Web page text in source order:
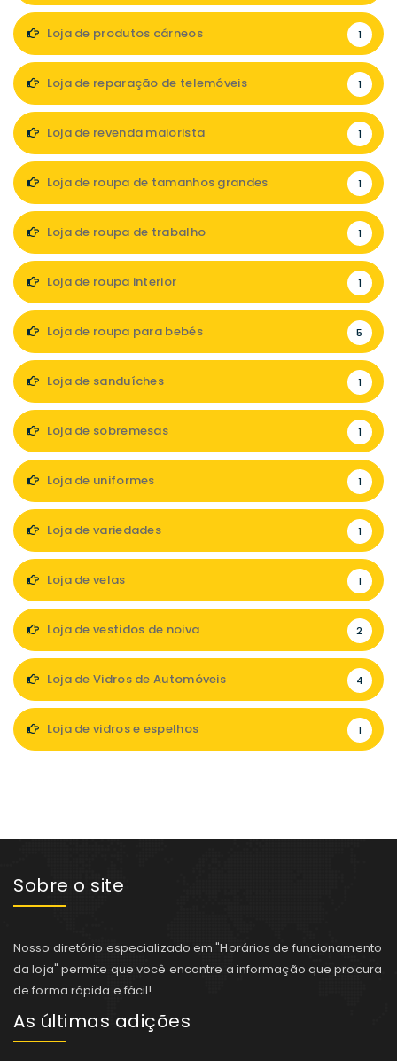
Loja de produtos cárneos 1
Loja de reparação de telemóveis 1
Loja de revenda maiorista 1
Loja de roupa de tamanhos grandes 1
Loja de roupa de trabalho 1
Loja de roupa interior 1
Loja de roupa para bebés 5
Loja de sanduíches 1
Loja de sobremesas 1
Loja de uniformes 1
Loja de variedades 1
Loja de velas 1
Loja de vestidos de noiva 2
Loja de Vidros de Automóveis 4
Loja de vidros e espelhos 1
Sobre o site
Nosso diretório especializado em "Horários de funcionamento
da loja" permite que você encontre a informação que procura
de forma rápida e fácil!
As últimas adições